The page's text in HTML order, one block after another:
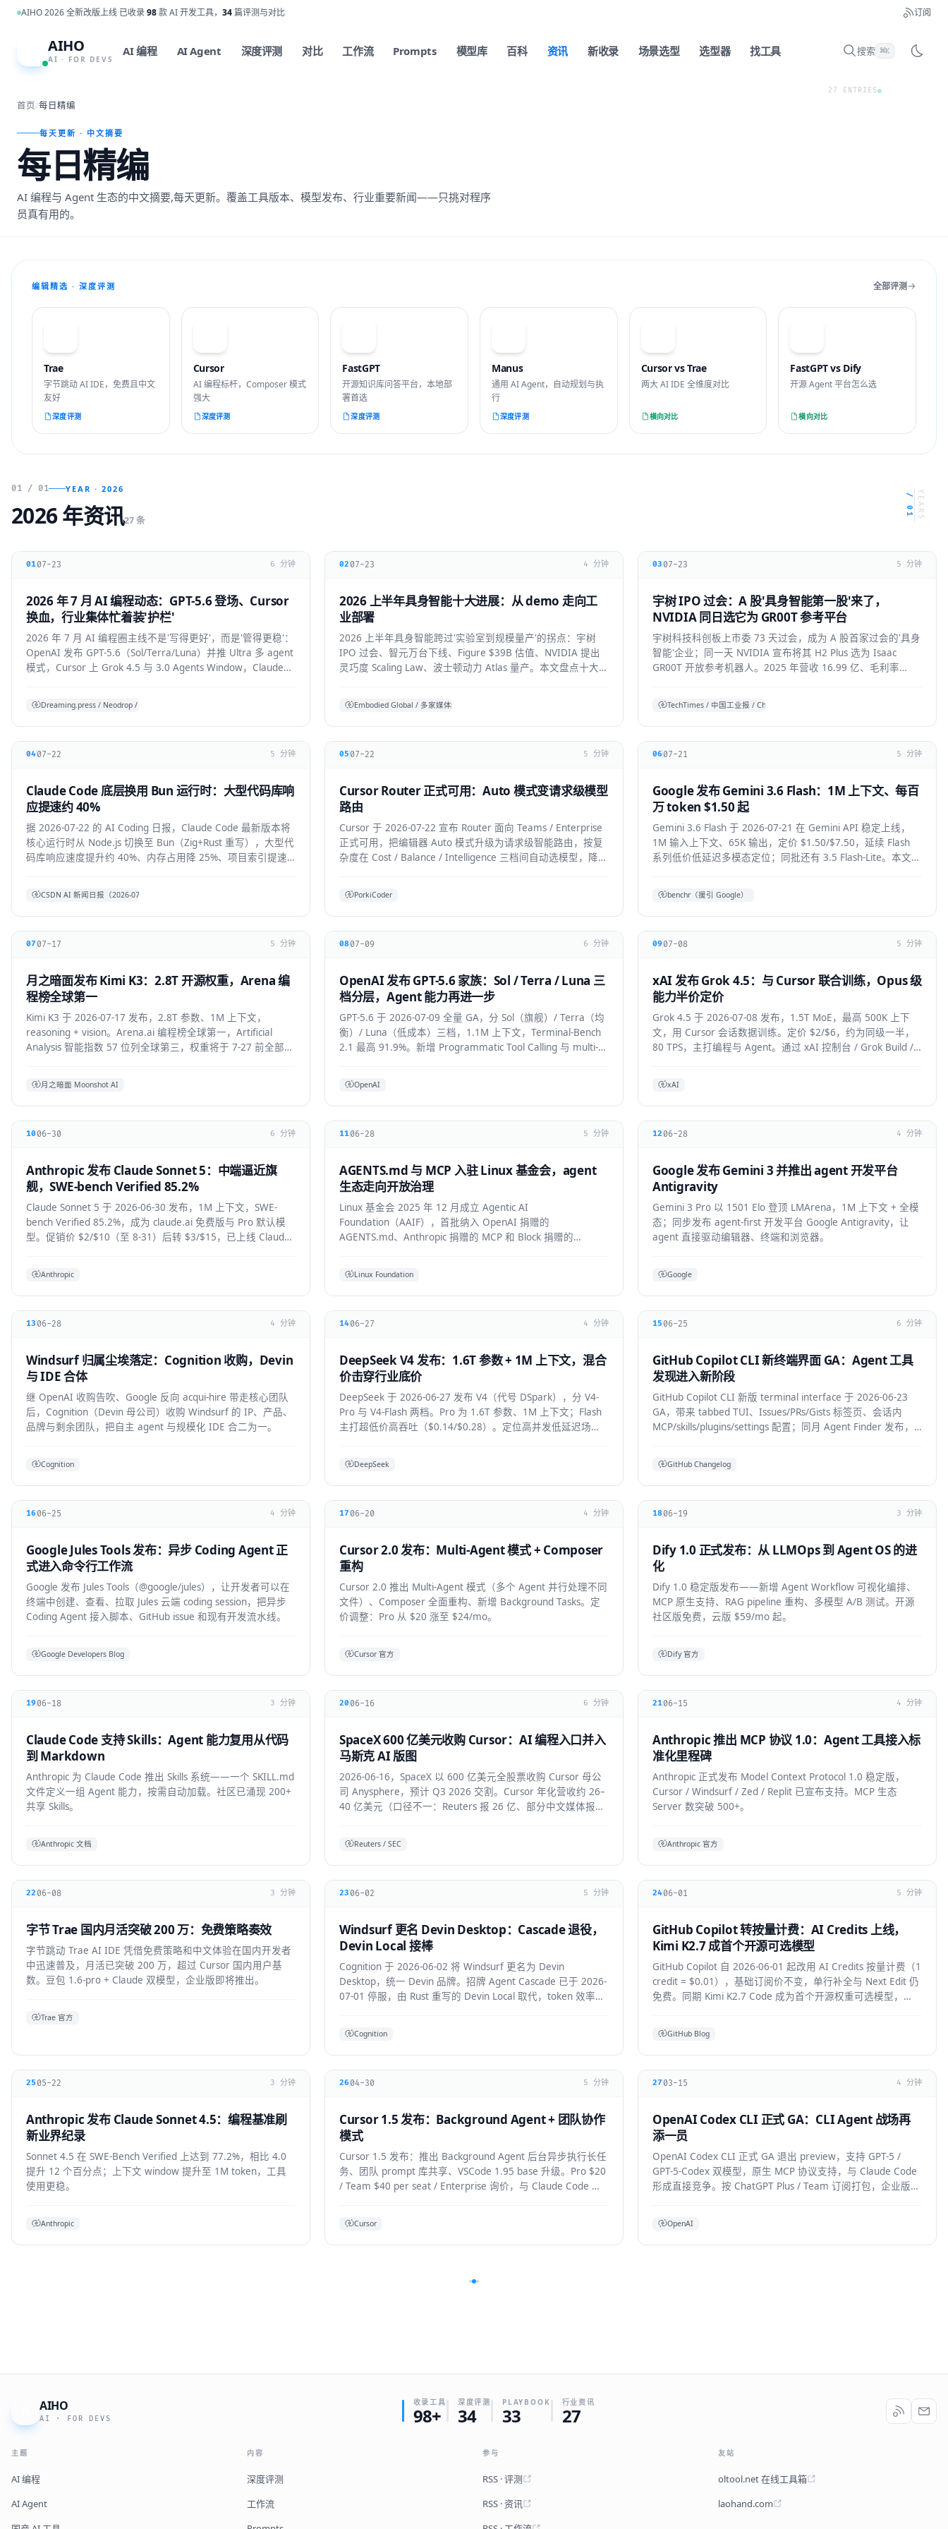
跳到主内容
AIHO 2026 全新改版上线·已收录98款 AI 开发工具， 34篇评测与对比 订阅
AIHO
AI · FOR DEVS
AI 编程 AI Agent 深度评测 对比 工作流 Prompts 模型库 百科 资讯 新收录 场景选型 选型器 找工具 搜索 ⌘K
27 ENTRIES
首页/每日精编
每天更新 · 中文摘要
每日精编
AI 编程与 Agent 生态的中文摘要,每天更新。覆盖工具版本、模型发布、行业重要新闻——只挑对程序
员真有用的。
编辑精选 · 深度评测 全部评测
Trae
字节跳动 AI IDE，免费且中文
友好
深度评测
Cursor
AI 编程标杆，Composer 模式
强大
深度评测
FastGPT
开源知识库问答平台，本地部
署首选
深度评测
Manus
通用 AI Agent，自动规划与执
行
深度评测
Cursor vs Trae
两大 AI IDE 全维度对比
横向对比
FastGPT vs Dify
开源 Agent 平台怎么选
横向对比
YEARS
/ 01
01 / 01 YEAR · 2026
2026 年资讯27 条
0107-23 6 分钟
2026 年 7 月 AI 编程动态：GPT-5.6 登场、Cursor
换血，行业集体忙着装'护栏'
2026 年 7 月 AI 编程圈主线不是'写得更好'，而是'管得更稳'：
OpenAI 发布 GPT-5.6（Sol/Terra/Luna）并推 Ultra 多 agent
模式，Cursor 上 Grok 4.5 与 3.0 Agents Window，Claude
Dreaming.press / Neodrop / SDD 综合
02 07-23 4 分钟
2026 上半年具身智能十大进展：从 demo 走向工
业部署
2026 上半年具身智能跨过'实验室到规模量产'的拐点：宇树
IPO 过会、智元万台下线、Figure $39B 估值、NVIDIA 提出
灵巧度 Scaling Law、波士顿动力 Atlas 量产。本文盘点十大标
Embodied Global / 多家媒体综合
03 07-23 5 分钟
宇树 IPO 过会：A 股'具身智能第一股'来了，
NVIDIA 同日选它为 GR00T 参考平台
宇树科技科创板上市委 73 天过会，成为 A 股首家过会的'具身
智能'企业；同一天 NVIDIA 宣布将其 H2 Plus 选为 Isaac
GR00T 开放参考机器人。2025 年营收 16.99 亿、毛利率
TechTimes / 中国工业报 / China Daily 综合
0407-22 5 分钟
Claude Code 底层换用 Bun 运行时：大型代码库响
应提速约 40%
据 2026-07-22 的 AI Coding 日报，Claude Code 最新版本将
核心运行时从 Node.js 切换至 Bun（Zig+Rust 重写），大型代
码库响应速度提升约 40%、内存占用降 25%、项目索引提速
CSDN AI 新闻日报（2026-07-22）
05 07-22 5 分钟
Cursor Router 正式可用：Auto 模式变请求级模型
路由
Cursor 于 2026-07-22 宣布 Router 面向 Teams / Enterprise
正式可用，把编辑器 Auto 模式升级为请求级智能路由，按复
杂度在 Cost / Balance / Intelligence 三档间自动选模型，降低
PorkiCoder
0607-21 5 分钟
Google 发布 Gemini 3.6 Flash：1M 上下文、每百
万 token $1.50 起
Gemini 3.6 Flash 于 2026-07-21 在 Gemini API 稳定上线，
1M 输入上下文、65K 输出，定价 $1.50/$7.50，延续 Flash
系列低价低延迟多模态定位；同批还有 3.5 Flash-Lite。本文拆
benchr（援引 Google）
07 07-17 5 分钟
月之暗面发布 Kimi K3：2.8T 开源权重，Arena 编
程榜全球第一
Kimi K3 于 2026-07-17 发布，2.8T 参数、1M 上下文，
reasoning + vision。Arena.ai 编程榜全球第一，Artificial
Analysis 智能指数 57 位列全球第三，权重将于 7-27 前全部公
月之暗面 Moonshot AI
0807-09 6 分钟
OpenAI 发布 GPT-5.6 家族：Sol / Terra / Luna 三
档分层，Agent 能力再进一步
GPT-5.6 于 2026-07-09 全量 GA，分 Sol（旗舰）/ Terra（均
衡）/ Luna（低成本）三档，1.1M 上下文，Terminal-Bench
2.1 最高 91.9%。新增 Programmatic Tool Calling 与 multi-
OpenAI
0907-08 5 分钟
xAI 发布 Grok 4.5：与 Cursor 联合训练，Opus 级
能力半价定价
Grok 4.5 于 2026-07-08 发布，1.5T MoE，最高 500K 上下
文，用 Cursor 会话数据训练。定价 $2/$6，约为同级一半，
80 TPS，主打编程与 Agent。通过 xAI 控制台 / Grok Build /
xAI
1006-30 6 分钟
Anthropic 发布 Claude Sonnet 5：中端逼近旗
舰，SWE-bench Verified 85.2%
Claude Sonnet 5 于 2026-06-30 发布，1M 上下文，SWE-
bench Verified 85.2%，成为 claude.ai 免费版与 Pro 默认模
型。促销价 $2/$10（至 8-31）后转 $3/$15，已上线 Claude
Anthropic
1106-28 5 分钟
AGENTS.md 与 MCP 入驻 Linux 基金会，agent
生态走向开放治理
Linux 基金会 2025 年 12 月成立 Agentic AI
Foundation（AAIF），首批纳入 OpenAI 捐赠的
AGENTS.md、Anthropic 捐赠的 MCP 和 Block 捐赠的
Linux Foundation
12 06-28 4 分钟
Google 发布 Gemini 3 并推出 agent 开发平台
Antigravity
Gemini 3 Pro 以 1501 Elo 登顶 LMArena，1M 上下文 + 全模
态；同步发布 agent-first 开发平台 Google Antigravity，让
agent 直接驱动编辑器、终端和浏览器。
Google
13 06-28 4 分钟
Windsurf 归属尘埃落定：Cognition 收购，Devin
与 IDE 合体
继 OpenAI 收购告吹、Google 反向 acqui-hire 带走核心团队
后，Cognition（Devin 母公司）收购 Windsurf 的 IP、产品、
品牌与剩余团队，把自主 agent 与规模化 IDE 合二为一。
Cognition
1406-27 4 分钟
DeepSeek V4 发布：1.6T 参数 + 1M 上下文，混合
价击穿行业底价
DeepSeek 于 2026-06-27 发布 V4（代号 DSpark），分 V4-
Pro 与 V4-Flash 两档。Pro 为 1.6T 参数、1M 上下文；Flash
主打超低价高吞吐（$0.14/$0.28）。定位高并发低延迟场
DeepSeek
15 06-25 6 分钟
GitHub Copilot CLI 新终端界面 GA：Agent 工具
发现进入新阶段
GitHub Copilot CLI 新版 terminal interface 于 2026-06-23
GA，带来 tabbed TUI、Issues/PRs/Gists 标签页、会话内
MCP/skills/plugins/settings 配置；同月 Agent Finder 发布，
GitHub Changelog
1606-25 4 分钟
Google Jules Tools 发布：异步 Coding Agent 正
式进入命令行工作流
Google 发布 Jules Tools（@google/jules），让开发者可以在
终端中创建、查看、拉取 Jules 云端 coding session，把异步
Coding Agent 接入脚本、GitHub issue 和现有开发流水线。
Google Developers Blog
17 06-20 4 分钟
Cursor 2.0 发布：Multi-Agent 模式 + Composer
重构
Cursor 2.0 推出 Multi-Agent 模式（多个 Agent 并行处理不同
文件）、Composer 全面重构、新增 Background Tasks。定
价调整：Pro 从 $20 涨至 $24/mo。
Cursor 官方
1806-19 3 分钟
Dify 1.0 正式发布：从 LLMOps 到 Agent OS 的进
化
Dify 1.0 稳定版发布——新增 Agent Workflow 可视化编排、
MCP 原生支持、RAG pipeline 重构、多模型 A/B 测试。开源
社区版免费，云版 $59/mo 起。
Dify 官方
1906-18 3 分钟
Claude Code 支持 Skills：Agent 能力复用从代码
到 Markdown
Anthropic 为 Claude Code 推出 Skills 系统——一个 SKILL.md
文件定义一组 Agent 能力，按需自动加载。社区已涌现 200+
共享 Skills。
Anthropic 文档
2006-16 6 分钟
SpaceX 600 亿美元收购 Cursor：AI 编程入口并入
马斯克 AI 版图
2026-06-16，SpaceX 以 600 亿美元全股票收购 Cursor 母公
司 Anysphere，预计 Q3 2026 交割。Cursor 年化营收约 26–
40 亿美元（口径不一：Reuters 报 26 亿、部分中文媒体报
Reuters / SEC
2106-15 4 分钟
Anthropic 推出 MCP 协议 1.0：Agent 工具接入标
准化里程碑
Anthropic 正式发布 Model Context Protocol 1.0 稳定版，
Cursor / Windsurf / Zed / Replit 已宣布支持。MCP 生态
Server 数突破 500+。
Anthropic 官方
22 06-08 3 分钟
字节 Trae 国内月活突破 200 万：免费策略奏效
字节跳动 Trae AI IDE 凭借免费策略和中文体验在国内开发者
中迅速普及，月活已突破 200 万，超过 Cursor 国内用户基
数。豆包 1.6-pro + Claude 双模型，企业版即将推出。
Trae 官方
23 06-02 5 分钟
Windsurf 更名 Devin Desktop：Cascade 退役，
Devin Local 接棒
Cognition 于 2026-06-02 将 Windsurf 更名为 Devin
Desktop，统一 Devin 品牌。招牌 Agent Cascade 已于 2026-
07-01 停服，由 Rust 重写的 Devin Local 取代，token 效率提
Cognition
2406-01 5 分钟
GitHub Copilot 转按量计费：AI Credits 上线，
Kimi K2.7 成首个开源可选模型
GitHub Copilot 自 2026-06-01 起改用 AI Credits 按量计费（1
credit = $0.01），基础订阅价不变，单行补全与 Next Edit 仍
免费。同期 Kimi K2.7 Code 成为首个开源权重可选模型，
GitHub Blog
25 05-22 3 分钟
Anthropic 发布 Claude Sonnet 4.5：编程基准刷
新业界纪录
Sonnet 4.5 在 SWE-Bench Verified 上达到 77.2%，相比 4.0
提升 12 个百分点；上下文 window 提升至 1M token，工具
使用更稳。
Anthropic
2604-30 5 分钟
Cursor 1.5 发布：Background Agent + 团队协作
模式
Cursor 1.5 发布：推出 Background Agent 后台异步执行长任
务、团队 prompt 库共享、VSCode 1.95 base 升级。Pro $20
/ Team $40 per seat / Enterprise 询价，与 Claude Code 竞
Cursor
27 03-15 4 分钟
OpenAI Codex CLI 正式 GA：CLI Agent 战场再
添一员
OpenAI Codex CLI 正式 GA 退出 preview，支持 GPT-5 /
GPT-5-Codex 双模型，原生 MCP 协议支持，与 Claude Code
形成直接竞争。按 ChatGPT Plus / Team 订阅打包，企业版支
OpenAI
AIHO
AI · FOR DEVS
收录工具
98+
深度评测
34
PLAYBOOK
33
行业资讯
27
主题
AI 编程
AI Agent
内容
深度评测
工作流
参与
RSS · 评测
RSS · 资讯
友站
oltool.net 在线工具箱
laohand.com